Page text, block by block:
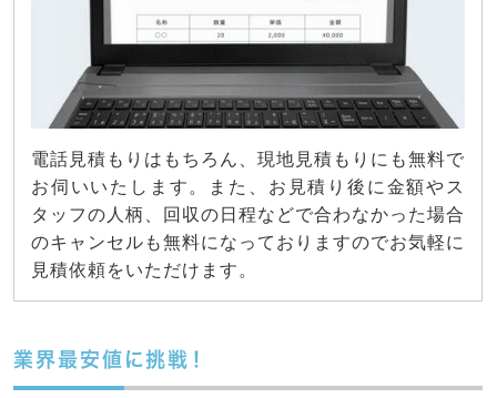
電話見積もりはもちろん、現地見積もりにも無料で
お伺いいたします。また、お見積り後に金額やス
タッフの人柄、回収の日程などで合わなかった場合
のキャンセルも無料になっておりますのでお気軽に
見積依頼をいただけます。
業界最安値に挑戦！